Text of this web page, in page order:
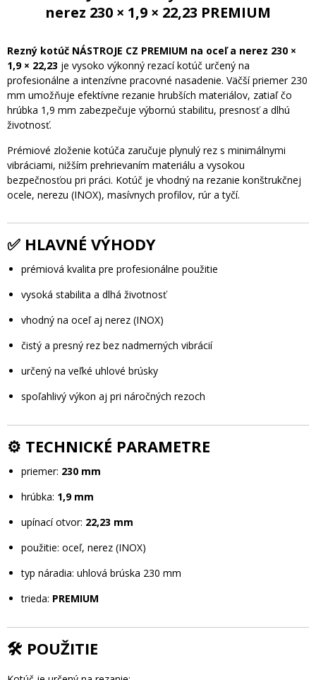
nerez 230 × 1,9 × 22,23 PREMIUM
Rezný kotúč NÁSTROJE CZ PREMIUM na oceľ a nerez 230 ×
1,9 × 22,23 je vysoko výkonný rezací kotúč určený na
profesionálne a intenzívne pracovné nasadenie. Väčší priemer 230
mm umožňuje efektívne rezanie hrubších materiálov, zatiaľ čo
hrúbka 1,9 mm zabezpečuje výbornú stabilitu, presnosť a dlhú
životnosť.
Prémiové zloženie kotúča zaručuje plynulý rez s minimálnymi
vibráciami, nižším prehrievaním materiálu a vysokou
bezpečnosťou pri práci. Kotúč je vhodný na rezanie konštrukčnej
ocele, nerezu (INOX), masívnych profilov, rúr a tyčí.
✅ HLAVNÉ VÝHODY
prémiová kvalita pre profesionálne použitie
vysoká stabilita a dlhá životnosť
vhodný na oceľ aj nerez (INOX)
čistý a presný rez bez nadmerných vibrácií
určený na veľké uhlové brúsky
spoľahlivý výkon aj pri náročných rezoch
⚙️ TECHNICKÉ PARAMETRE
priemer: 230 mm
hrúbka: 1,9 mm
upínací otvor: 22,23 mm
použitie: oceľ, nerez (INOX)
typ náradia: uhlová brúska 230 mm
trieda: PREMIUM
🛠️ POUŽITIE